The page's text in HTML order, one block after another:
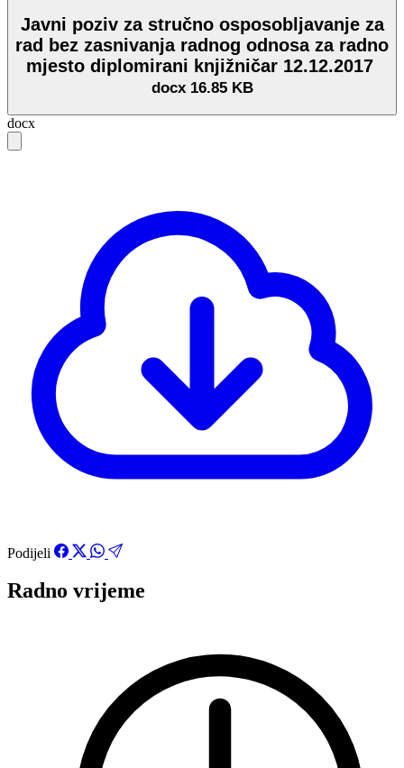
Javni poziv za stručno osposobljavanje za
rad bez zasnivanja radnog odnosa za radno
mjesto diplomirani knjižničar 12.12.2017
docx 16.85 KB
docx
Podijeli
Radno vrijeme